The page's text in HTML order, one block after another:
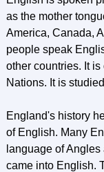
as the mother
America, Canada,
people speak
other countries. It
Nations. It is
England's history
of English. Many
language of
came into English.